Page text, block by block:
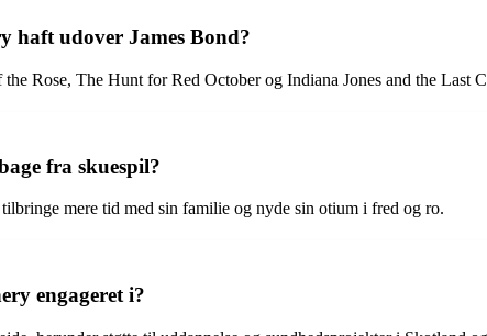
haft udover James Bond?
Rose, The Hunt for Red October og Indiana Jones and the Last
fra skuespil?
mere tid med sin familie og nyde sin otium i fred og ro.
engageret i?